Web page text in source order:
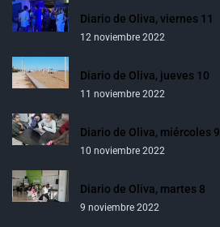
Diario de Oliva, viernes 11
12 noviembre 2022
Diario de Oliva, jueves 10
11 noviembre 2022
Diario de Oliva, miércoles 9
10 noviembre 2022
Diario de Oliva, martes 8
9 noviembre 2022